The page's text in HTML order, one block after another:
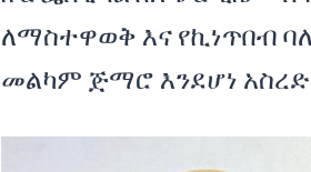
ለማስተዋወቅ እና የኪነጥበብ
መልካም ጅማሮ እንደሆነ